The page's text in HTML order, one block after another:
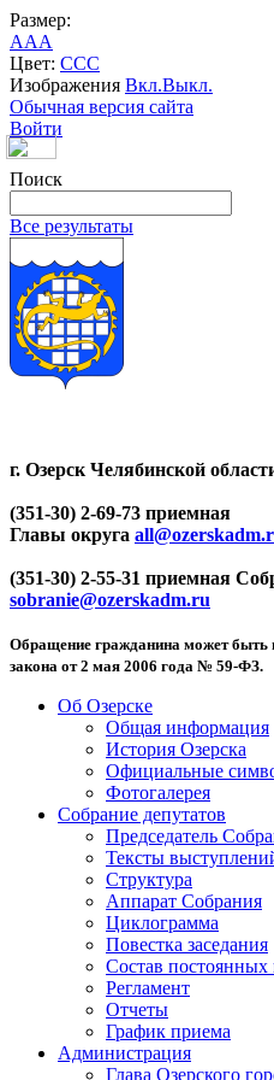
Размер:
AAA
Цвет: CCC
Изображения Вкл.Выкл.
Обычная версия сайта
Войти
Поиск
Все результаты
г. Озерск Челябинской
(351-30) 2-69-73 приемная
Главы округа
(351-30) 2-55-31 приемная
sobranie@ozerskadm.ru
Обращение гражданина может быть
закона от 2 мая 2006 года № 59-ФЗ.
Об Озерске
Общая информация
История Озерска
Официальные
Фотогалерея
Собрание депутатов
Председатель
Тексты
Структура
Аппарат Собрания
Циклограмма
Повестка заседания
Состав постоянных
Регламент
Отчеты
График приема
Администрация
Глава Озерского